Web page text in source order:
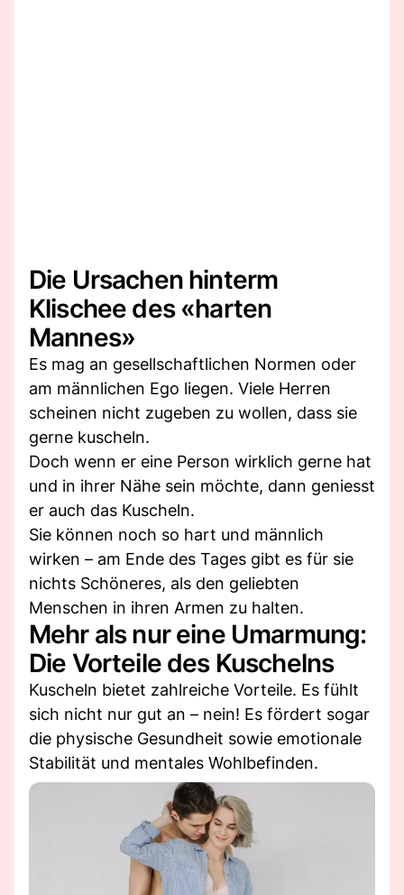
Die Ursachen hinterm
Klischee des «harten
Mannes»
Es mag an gesellschaftlichen Normen oder
am männlichen Ego liegen. Viele Herren
scheinen nicht zugeben zu wollen, dass sie
gerne kuscheln.
Doch wenn er eine Person wirklich gerne hat
und in ihrer Nähe sein möchte, dann geniesst
er auch das Kuscheln.
Sie können noch so hart und männlich
wirken – am Ende des Tages gibt es für sie
nichts Schöneres, als den geliebten
Menschen in ihren Armen zu halten.
Mehr als nur eine Umarmung:
Die Vorteile des Kuschelns
Kuscheln bietet zahlreiche Vorteile. Es fühlt
sich nicht nur gut an – nein! Es fördert sogar
die physische Gesundheit sowie emotionale
Stabilität und mentales Wohlbefinden.